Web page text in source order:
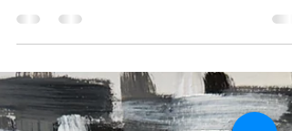
Renato Filomena
#392
Cruzes e Credos #392 "Teorias" 2026